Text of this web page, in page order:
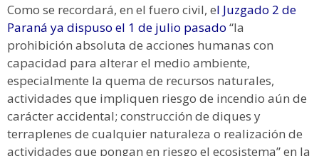
Como se recordará, en el fuero civil, el Juzgado 2 de
Paraná ya dispuso el 1 de julio pasado “la
prohibición absoluta de acciones humanas con
capacidad para alterar el medio ambiente,
especialmente la quema de recursos naturales,
actividades que impliquen riesgo de incendio aún de
carácter accidental; construcción de diques y
terraplenes de cualquier naturaleza o realización de
actividades que pongan en riesgo el ecosistema” en la